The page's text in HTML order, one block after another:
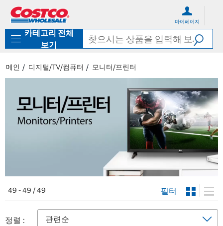
로
기
가
마이페이지
카테고리 전체
보기
메인 디지털/TV/컴퓨터 모니터/프린터
49 - 49 / 49 필터
정렬 :